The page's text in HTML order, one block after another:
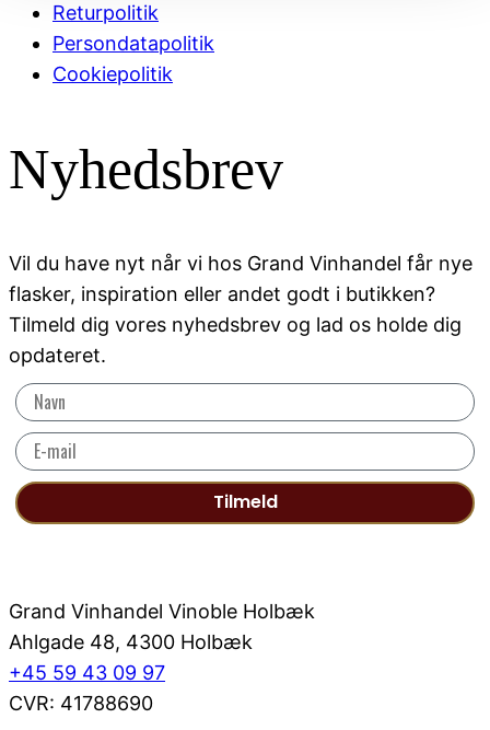
Returpolitik
Persondatapolitik
Cookiepolitik
Nyhedsbrev
Vil du have nyt når vi hos Grand Vinhandel får nye
flasker, inspiration eller andet godt i butikken?
Tilmeld dig vores nyhedsbrev og lad os holde dig
opdateret.
Tilmeld
Grand Vinhandel Vinoble Holbæk
Ahlgade 48, 4300 Holbæk
+45 59 43 09 97
CVR: 41788690